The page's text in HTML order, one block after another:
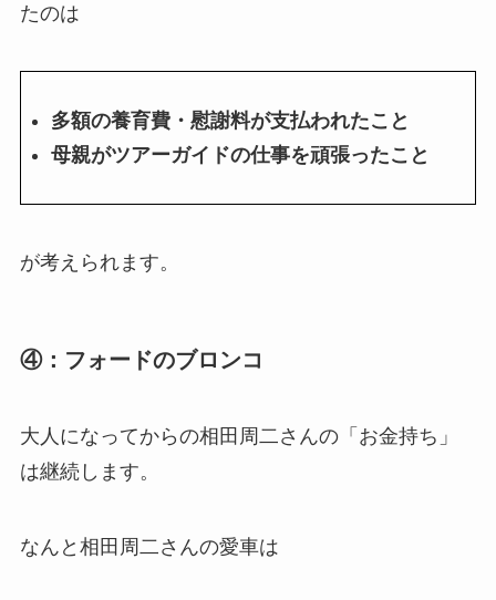
たのは
多額の養育費・慰謝料が支払われたこと
母親がツアーガイドの仕事を頑張ったこと
が考えられます。
④：フォードのブロンコ
大人になってからの相田周二さんの「お金持ち」
は継続します。
なんと相田周二さんの愛車は